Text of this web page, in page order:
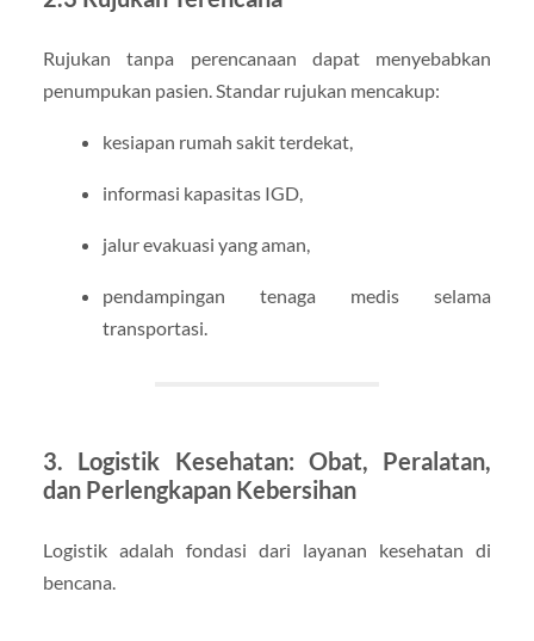
Rujukan tanpa perencanaan dapat menyebabkan
penumpukan pasien. Standar rujukan mencakup:
kesiapan rumah sakit terdekat,
informasi kapasitas IGD,
jalur evakuasi yang aman,
pendampingan tenaga medis selama
transportasi.
3. Logistik Kesehatan: Obat, Peralatan,
dan Perlengkapan Kebersihan
Logistik adalah fondasi dari layanan kesehatan di
bencana.